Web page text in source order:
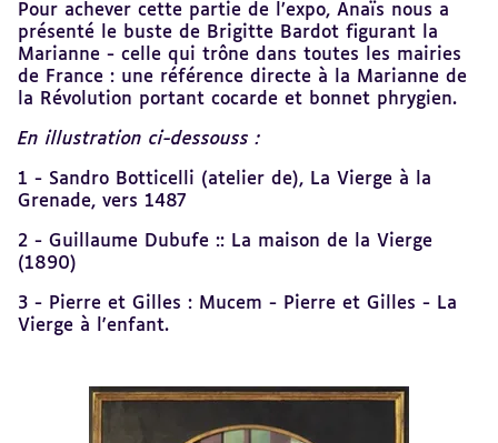
Pour achever cette partie de l’expo, Anaïs nous a
présenté le buste de Brigitte Bardot figurant la
Marianne - celle qui trône dans toutes les mairies
de France : une référence directe à la Marianne de
la Révolution portant cocarde et bonnet phrygien.
En illustration ci-dessouss :
1 - Sandro Botticelli (atelier de), La Vierge à la
Grenade, vers 1487
2 - Guillaume Dubufe :: La maison de la Vierge
(1890)
3 - Pierre et Gilles : Mucem - Pierre et Gilles - La
Vierge à l'enfant.